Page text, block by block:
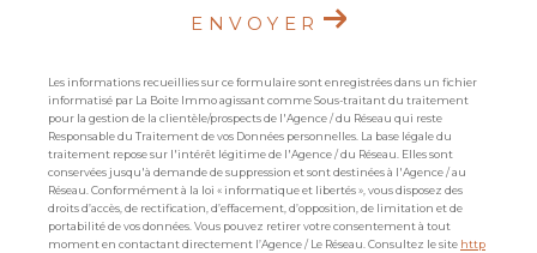
ENVOYER
Les informations recueillies sur ce formulaire sont enregistrées dans un fichier
informatisé par La Boite Immo agissant comme Sous-traitant du traitement
pour la gestion de la clientèle/prospects de l'Agence / du Réseau qui reste
Responsable du Traitement de vos Données personnelles. La base légale du
traitement repose sur l'intérêt légitime de l'Agence / du Réseau. Elles sont
conservées jusqu'à demande de suppression et sont destinées à l'Agence / au
Réseau. Conformément à la loi « informatique et libertés », vous disposez des
droits d’accès, de rectification, d’effacement, d’opposition, de limitation et de
portabilité de vos données. Vous pouvez retirer votre consentement à tout
moment en contactant directement l’Agence / Le Réseau. Consultez le site http